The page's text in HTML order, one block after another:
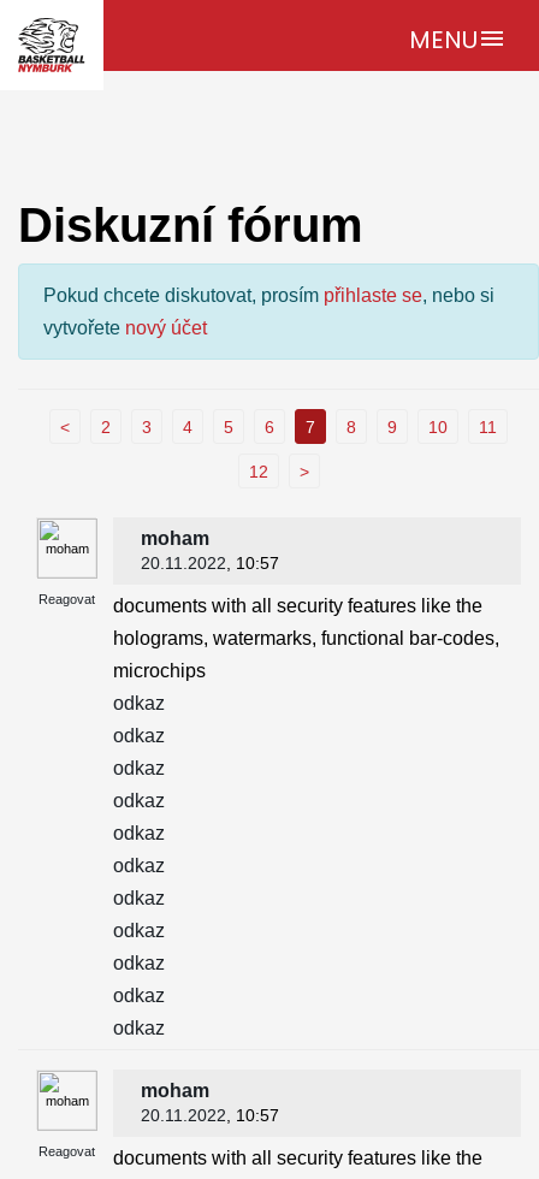
MENUmenu
Diskuzní fórum
Pokud chcete diskutovat, prosím přihlaste se, nebo si
vytvořete nový účet
< 2 3 4 5 6 7 8 9 10 11
12 >
Reagovat
moham
20.11.2022 , 10:57
documents with all security features like the
holograms, watermarks, functional bar-codes,
microchips
odkaz
odkaz
odkaz
odkaz
odkaz
odkaz
odkaz
odkaz
odkaz
odkaz
odkaz
Reagovat
moham
20.11.2022 , 10:57
documents with all security features like the